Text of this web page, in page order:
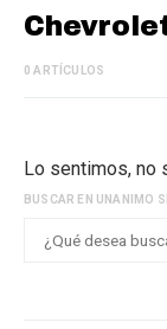
0 ARTÍCULOS
Lo sentimos, no
BUSCAR EN UNANIMO